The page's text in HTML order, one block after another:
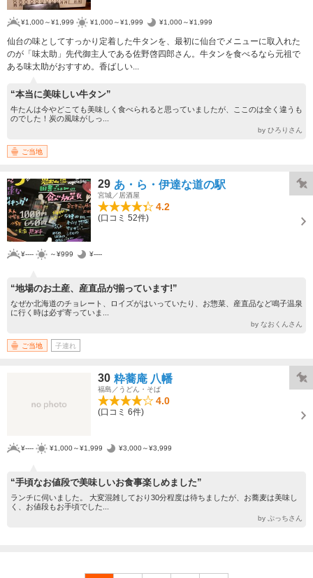
¥1,000～¥1,999 ¥1,000～¥1,999 ¥1,000～¥1,999
仙台の味としてすっかり定着した牛タンを、最初に仙台でメニューに取入れた
のが「味太助」先代御主人である佐野啓四郎さん。牛タンを食べるなら元祖で
ある味太助がおすすめ。香ばしい...
“本当に美味しい牛タン”
牛たんは今やどこても美味しく食べられると思っていましたが、ここのは全く違うも
のでした！炭の風味がしっ...
by ひろりさん
ご当地
29 あ・ら・伊達な道の駅
宮城／居酒屋
4.2
(口コミ 52件)
¥---- ～¥999 ¥----
“地場のお土産、産直品が揃っています!”
なぜか北海道のチョレート、ロイズがはいっていたり、お惣菜、産直品など鳴子温泉
に行く時は必ず寄っていま...
by なおくんさん
ご当地 子連れ
30 粋蕎庵 八幡
福島／うどん・そば
4.0
(口コミ 6件)
¥---- ¥1,000～¥1,999 ¥3,000～¥3,999
“手頃なお値段で美味しいお食事楽しめました”
ランチに伺いました。 大変混雑しており30分程度は待ちましたが、お蕎麦は美味し
く、お値段もお手頃でした...
by ぷっちさん